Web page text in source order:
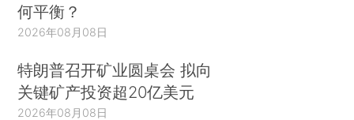
何平衡？
2026年08月08日
特朗普召开矿业圆桌会 拟向
关键矿产投资超20亿美元
2026年08月08日